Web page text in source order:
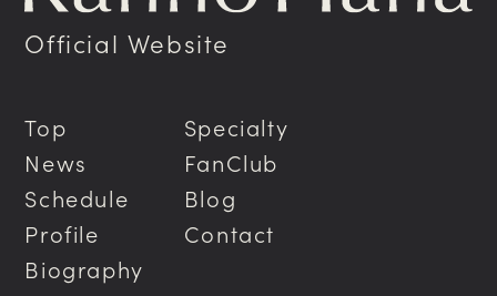
Official Website
Top
News
Schedule
Profile
Biography
Specialty
FanClub
Blog
Contact